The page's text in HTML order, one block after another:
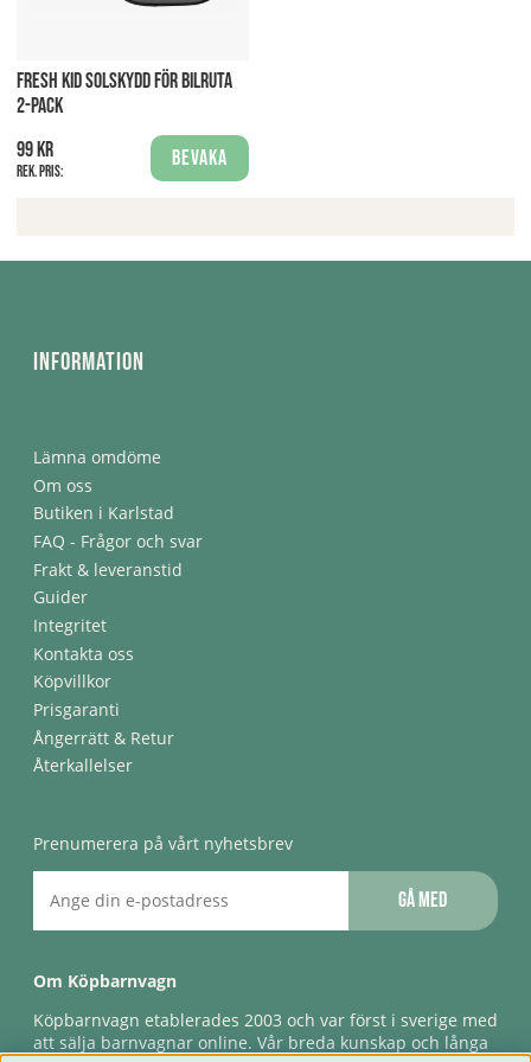
FRESH KID SOLSKYDD FÖR BILRUTA
2-PACK
99 kr
Rek. pris:
Bevaka
Information
Lämna omdöme
Om oss
Butiken i Karlstad
FAQ - Frågor och svar
Frakt & leveranstid
Guider
Integritet
Kontakta oss
Köpvillkor
Prisgaranti
Ångerrätt & Retur
Återkallelser
Prenumerera på vårt nyhetsbrev
Gå med
Om Köpbarnvagn
Köpbarnvagn etablerades 2003 och var först i sverige med
att sälja barnvagnar online. Vår breda kunskap och långa